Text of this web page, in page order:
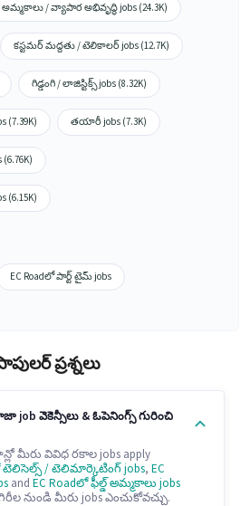
అమ్మకాలు / వ్యాపార అభివృద్ధి jobs (24.3K)
కస్టమర్ మద్దతు / టెలికాలర్ jobs (12.7K)
గిడ్డంగి / లాజిస్టిక్స్ jobs (8.32K)
తయారీ jobs (7.3K)
EC Roadలో పార్ట్ టైమ్ jobs
ప్రశ్నలు
job వెకెన్సీలు & ఓపెనింగ్స్ గురించి
మీరు వివిధ రకాల jobs apply
టెలిసెల్స్ / టెలిమార్కెటింగ్ jobs, EC
and EC Roadలో ఫీల్డ్ అమ్మకాలు jobs
నుండి మీరు jobs ఎంచుకోవచ్చు.